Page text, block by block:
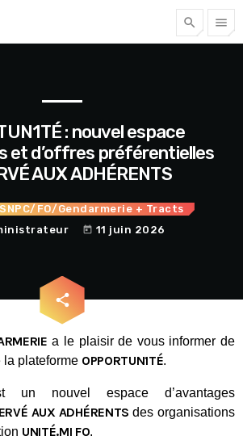
search menu
Accéder
: nouvel espace
et d’offres préférentielles
AUX ADHÉRENTS
FO/Gendarmerie + Tracts
today 11 juin 2026
share
email
a le plaisir de vous informer de
la plateforme OPPORTUN1TÉ.
un nouvel espace d’avantages
AUX ADHÉRENTS des organisations
UNITÉ.MI FO.